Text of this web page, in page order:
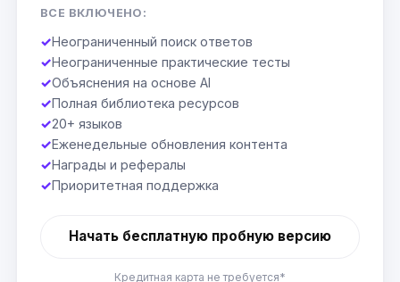
ВСЕ ВКЛЮЧЕНО:
✓Неограниченный поиск ответов
✓Неограниченные практические тесты
✓Объяснения на основе AI
✓Полная библиотека ресурсов
✓20+ языков
✓Еженедельные обновления контента
✓Награды и рефералы
✓Приоритетная поддержка
Начать бесплатную пробную версию
Кредитная карта не требуется*